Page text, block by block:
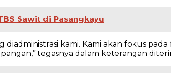
Sawit di Pasangkayu
kami. Kami akan fokus
tegasnya dalam keterangan